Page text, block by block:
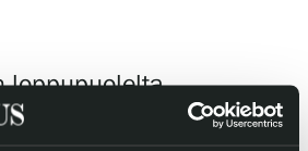
loppupuolelta
maalauksia, piirroksia ja